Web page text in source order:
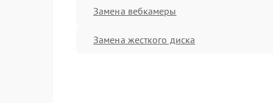
Замена вебкамеры
Замена жесткого диска